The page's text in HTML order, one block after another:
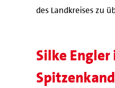
des Landkreises zu
Silke Engler